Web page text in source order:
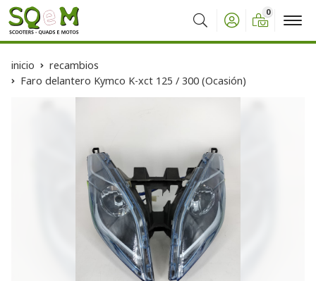
Buscar
0
inicio
recambios
Faro delantero Kymco K-xct 125 / 300 (Ocasión)